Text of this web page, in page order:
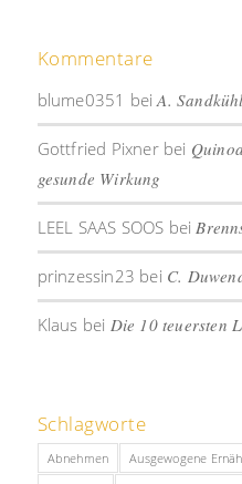
Kommentare
blume0351 beiA.
Gottfried Pixnerbei
gesunde Wirkung
LEEL SAAS SOOS bei
prinzessin23 bei C.
Klaus bei Die 10 teuersten
Schlagworte
Abnehmen Ausgewogene